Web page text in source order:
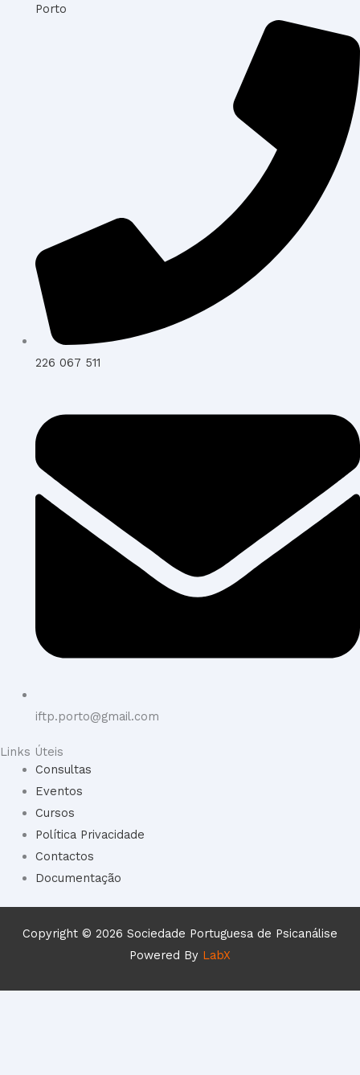
Porto
226 067 511
iftp.porto@gmail.com
Links Úteis
Consultas
Eventos
Cursos
Política Privacidade
Contactos
Documentação
Copyright © 2026 Sociedade Portuguesa de Psicanálise
Powered By LabX